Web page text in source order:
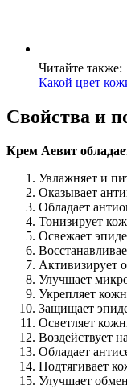
Читайте также:
Какой цвет
Свойства и
Крем Аевит
Увлажняет и
Оказывает
Обладает
Тонизирует
Освежает
Активизирует
Улучшает
Укрепляет
Защищает
Осветляет
Воздействует
Обладает
Подтягивает
Улучшает